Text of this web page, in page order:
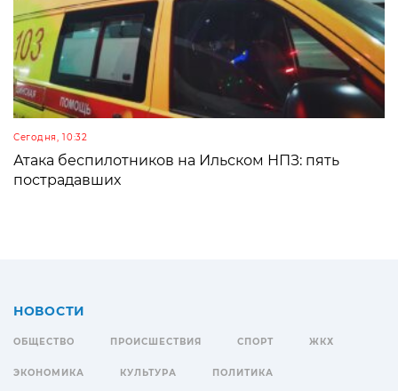
Сегодня, 10:32
Атака беспилотников на Ильском НПЗ: пять
пострадавших
НОВОСТИ
ОБЩЕСТВО ПРОИСШЕСТВИЯ СПОРТ ЖКХ
ЭКОНОМИКА КУЛЬТУРА ПОЛИТИКА